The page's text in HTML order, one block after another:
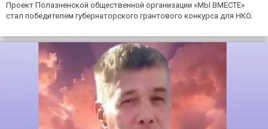
Проект Полазненской общественной организации «МЫ ВМЕСТЕ»
стал победителем губернаторского грантового конкурса для НКО.